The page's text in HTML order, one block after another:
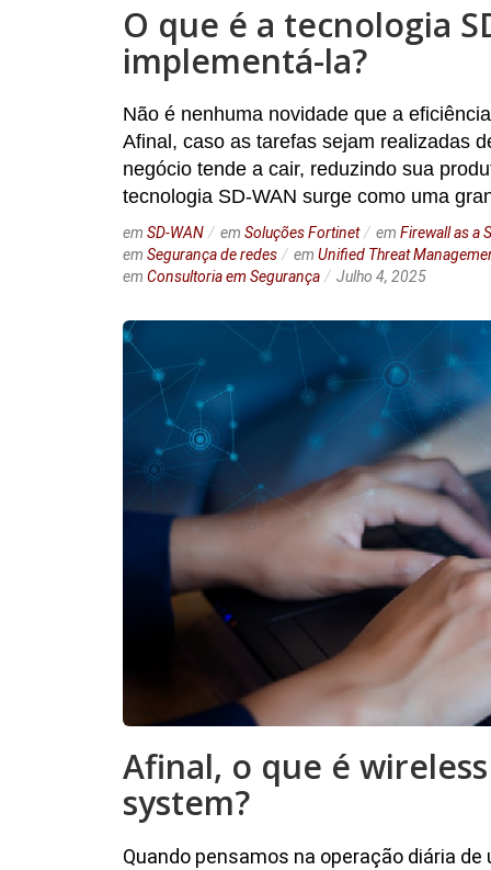
O que é a tecnologia
implementá-la?
Não é nenhuma novidade que a
Afinal, caso as tarefas sejam realizadas
negócio tende a cair, reduzindo sua
tecnologia SD-WAN surge como uma
em SD-WAN em Soluções Fortinet em Firewall as a
em Segurança de redes em Unified Threat
em Consultoria em Segurança Julho 4, 2025
Afinal, o que é
system?
Quando pensamos na operação diária